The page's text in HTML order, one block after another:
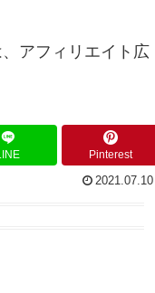
アフィリエイト広
Pinterest
2021.07.10